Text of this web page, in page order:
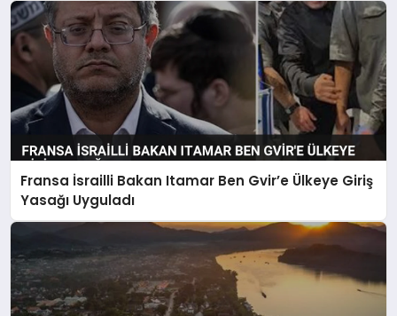
Fransa İsrailli Bakan Itamar Ben Gvir’e Ülkeye Giriş
Yasağı Uyguladı